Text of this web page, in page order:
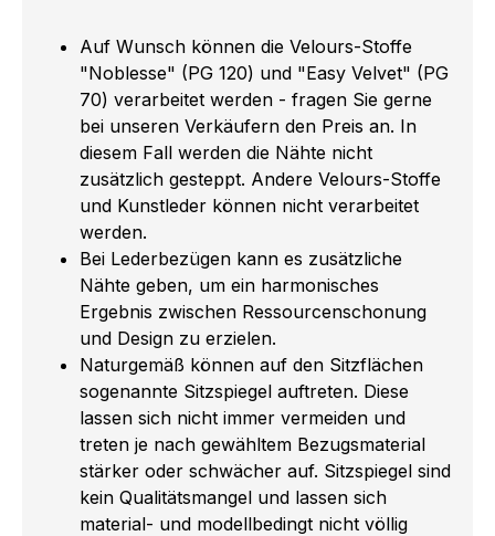
Auf Wunsch können die Velours-Stoffe
"Noblesse" (PG 120) und "Easy Velvet" (PG
70) verarbeitet werden - fragen Sie gerne
bei unseren Verkäufern den Preis an. In
diesem Fall werden die Nähte nicht
zusätzlich gesteppt. Andere Velours-Stoffe
und Kunstleder können nicht verarbeitet
werden.
Bei Lederbezügen kann es zusätzliche
Nähte geben, um ein harmonisches
Ergebnis zwischen Ressourcenschonung
und Design zu erzielen.
Naturgemäß können auf den Sitzflächen
sogenannte Sitzspiegel auftreten. Diese
lassen sich nicht immer vermeiden und
treten je nach gewähltem Bezugsmaterial
stärker oder schwächer auf. Sitzspiegel sind
kein Qualitätsmangel und lassen sich
material- und modellbedingt nicht völlig